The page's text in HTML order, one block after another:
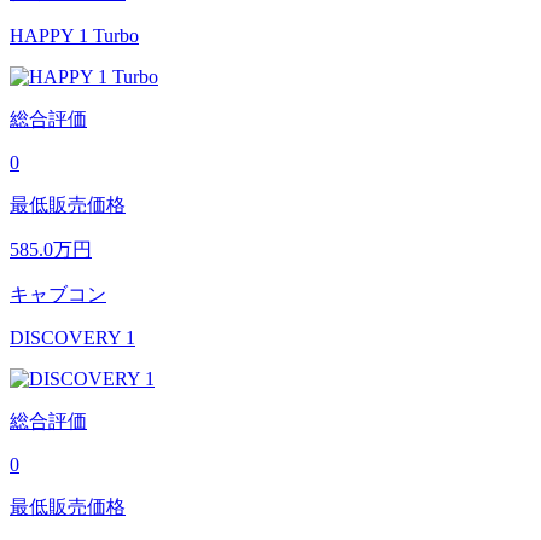
HAPPY 1 Turbo
総合評価
0
最低販売価格
585.0万円
キャブコン
DISCOVERY 1
総合評価
0
最低販売価格